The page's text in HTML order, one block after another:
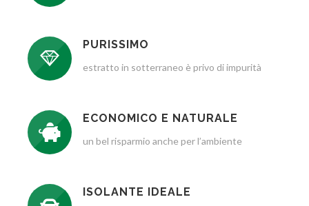
PURISSIMO
estratto in sotterraneo è privo di impurità
ECONOMICO E NATURALE
un bel risparmio anche per l’ambiente
ISOLANTE IDEALE